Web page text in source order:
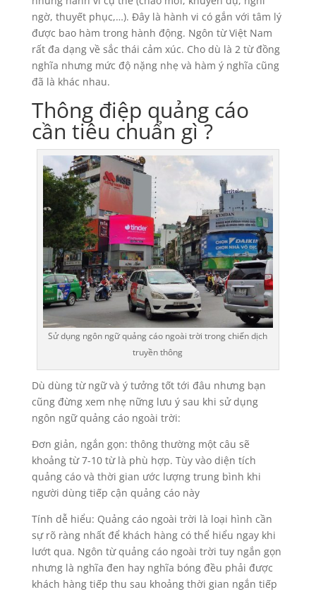
ngờ, thuyết phục,…). Đây là hành vi có gắn với tâm lý
được bao hàm trong hành động. Ngôn từ Việt Nam
rất đa dạng về sắc thái cảm xúc. Cho dù là 2 từ đồng
nghĩa nhưng mức độ nặng nhẹ và hàm ý nghĩa cũng
đã là khác nhau.
Thông điệp quảng cáo
cần tiêu chuẩn gì ?
Sử dụng ngôn ngữ quảng cáo ngoài trời trong chiến dịch
truyền thông
Dù dùng từ ngữ và ý tưởng tốt tới đâu nhưng bạn
cũng đừng xem nhẹ nững lưu ý sau khi sử dụng
ngôn ngữ quảng cáo ngoài trời:
Đơn giản, ngắn gọn: thông thường một câu sẽ
khoảng từ 7-10 từ là phù hợp. Tùy vào diện tích
quảng cáo và thời gian ước lượng trung bình khi
người dùng tiếp cận quảng cáo này
Tính dễ hiểu: Quảng cáo ngoài trời là loại hình cần
sự rõ ràng nhất để khách hàng có thể hiểu ngay khi
lướt qua. Ngôn từ quảng cáo ngoài trời tuy ngắn gọn
nhưng là nghĩa đen hay nghĩa bóng đều phải được
khách hàng tiếp thu sau khoảng thời gian ngắn tiếp